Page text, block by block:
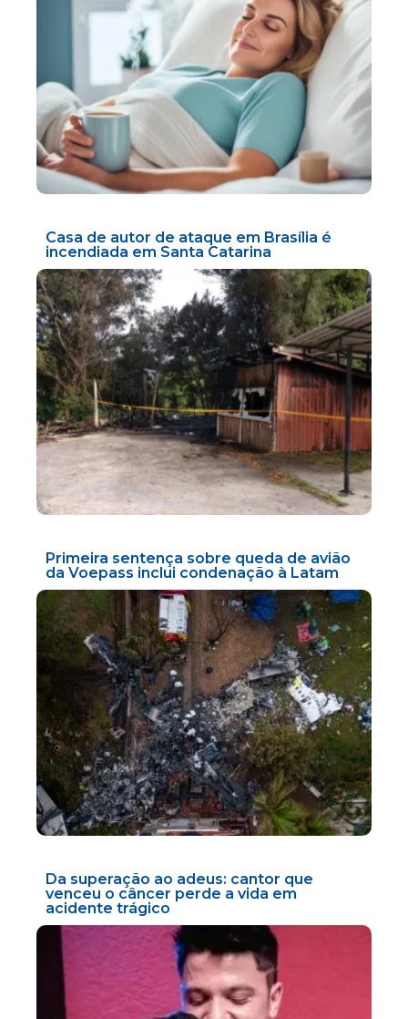
Casa de autor de ataque em Brasília é
incendiada em Santa Catarina
Primeira sentença sobre queda de avião
da Voepass inclui condenação à Latam
Da superação ao adeus: cantor que
venceu o câncer perde a vida em
acidente trágico